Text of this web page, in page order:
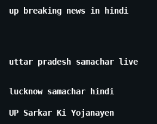
up breaking news in hindi
uttar pradesh samachar live
lucknow samachar hindi
UP Sarkar Ki Yojanayen